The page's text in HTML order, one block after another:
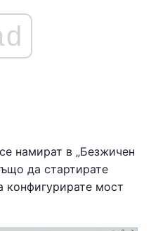
намират в „Безжичен
да стартирате
конфигурирате мост